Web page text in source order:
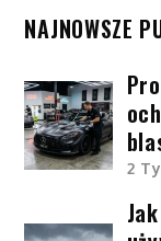
NAJNOWSZE
2